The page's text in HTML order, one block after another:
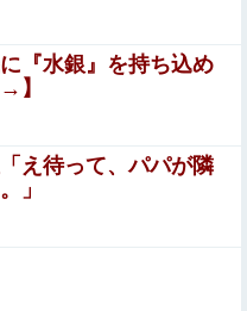
を着たよ」ﾊﾟｼｬ→このお
ろｗｗｗｗｗｗｗｗｗｗ
を乞う父親と、スマホを
ス、凄すぎるｗｗｗ そ
ったクラスの女の子が中
『水銀』を持ち込め
】
え待って、パパが隣
」